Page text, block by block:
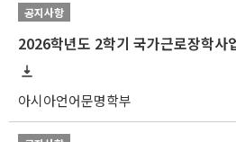
공지사항
2026학년도 2학기 국가근로장학사
아시아언어문명학부